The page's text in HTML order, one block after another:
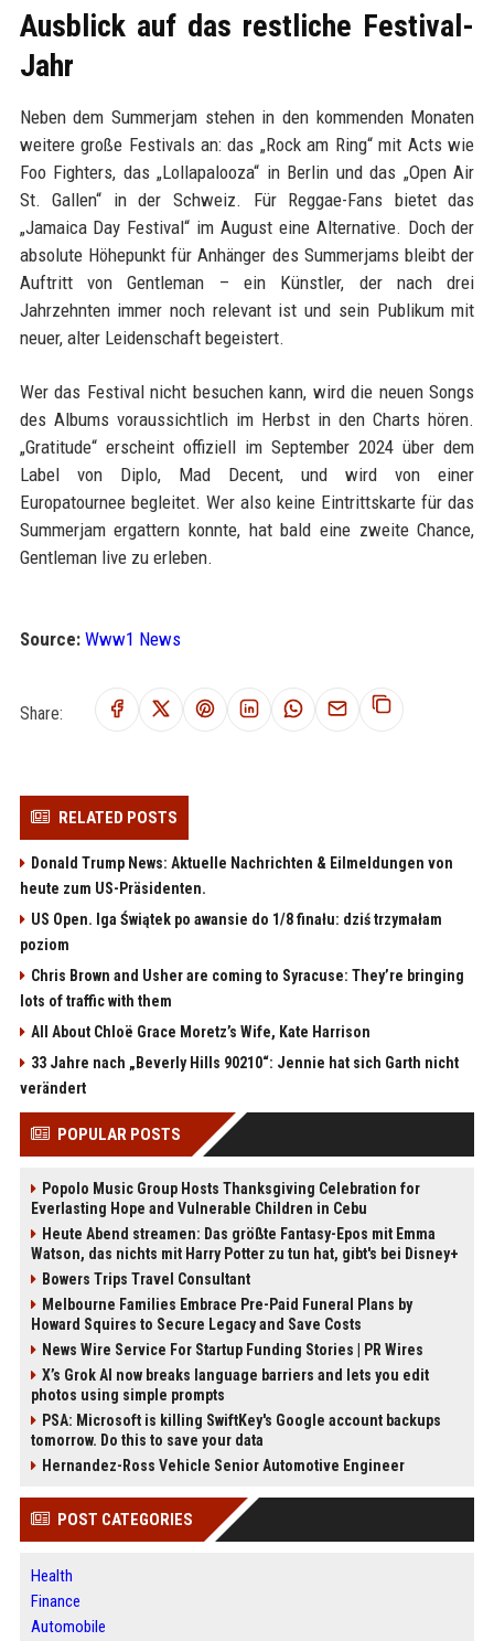
Ausblick auf das restliche Festival-
Jahr
Neben dem Summerjam stehen in den kommenden Monaten
weitere große Festivals an: das „Rock am Ring“ mit Acts wie
Foo Fighters, das „Lollapalooza“ in Berlin und das „Open Air
St. Gallen“ in der Schweiz. Für Reggae-Fans bietet das
„Jamaica Day Festival“ im August eine Alternative. Doch der
absolute Höhepunkt für Anhänger des Summerjams bleibt der
Auftritt von Gentleman – ein Künstler, der nach drei
Jahrzehnten immer noch relevant ist und sein Publikum mit
neuer, alter Leidenschaft begeistert.
Wer das Festival nicht besuchen kann, wird die neuen Songs
des Albums voraussichtlich im Herbst in den Charts hören.
„Gratitude“ erscheint offiziell im September 2024 über dem
Label von Diplo, Mad Decent, und wird von einer
Europatournee begleitet. Wer also keine Eintrittskarte für das
Summerjam ergattern konnte, hat bald eine zweite Chance,
Gentleman live zu erleben.
Source: Www1 News
Share:
RELATED POSTS
Donald Trump News: Aktuelle Nachrichten & Eilmeldungen von
heute zum US-Präsidenten.
US Open. Iga Świątek po awansie do 1/8 finału: dziś trzymałam
poziom
Chris Brown and Usher are coming to Syracuse: They’re bringing
lots of traffic with them
All About Chloë Grace Moretz’s Wife, Kate Harrison
33 Jahre nach „Beverly Hills 90210“: Jennie hat sich Garth nicht
verändert
POPULAR POSTS
Popolo Music Group Hosts Thanksgiving Celebration for
Everlasting Hope and Vulnerable Children in Cebu
Heute Abend streamen: Das größte Fantasy-Epos mit Emma
Watson, das nichts mit Harry Potter zu tun hat, gibt's bei Disney+
Bowers Trips Travel Consultant
Melbourne Families Embrace Pre-Paid Funeral Plans by
Howard Squires to Secure Legacy and Save Costs
News Wire Service For Startup Funding Stories | PR Wires
X’s Grok AI now breaks language barriers and lets you edit
photos using simple prompts
PSA: Microsoft is killing SwiftKey's Google account backups
tomorrow. Do this to save your data
Hernandez-Ross Vehicle Senior Automotive Engineer
POST CATEGORIES
Health
Finance
Automobile